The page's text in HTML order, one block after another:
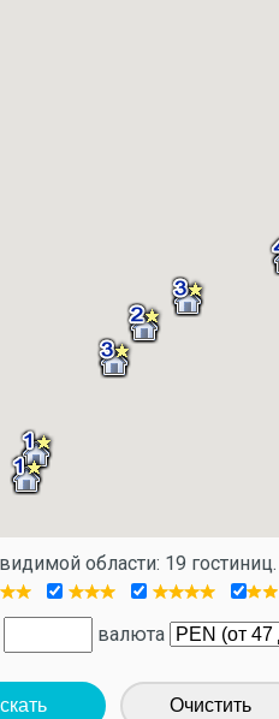
области: 19 гостиниц.
валюта
Очистить